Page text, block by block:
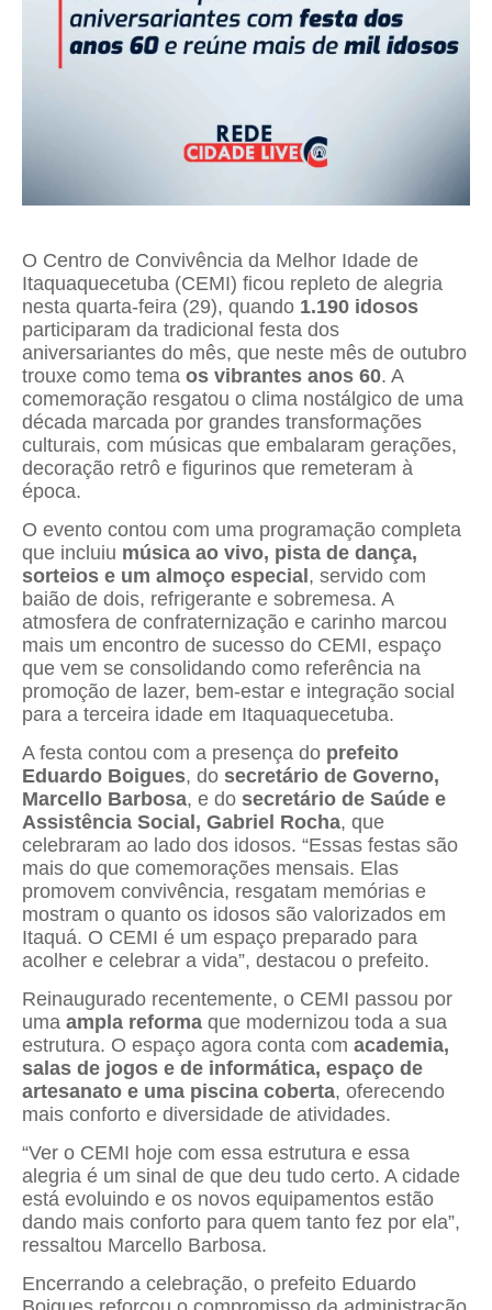
O Centro de Convivência da Melhor Idade de
Itaquaquecetuba (CEMI) ficou repleto de alegria
nesta quarta-feira (29), quando 1.190 idosos
participaram da tradicional festa dos
aniversariantes do mês, que neste mês de outubro
trouxe como tema os vibrantes anos 60. A
comemoração resgatou o clima nostálgico de uma
década marcada por grandes transformações
culturais, com músicas que embalaram gerações,
decoração retrô e figurinos que remeteram à
época.
O evento contou com uma programação completa
que incluiu música ao vivo, pista de dança,
sorteios e um almoço especial, servido com
baião de dois, refrigerante e sobremesa. A
atmosfera de confraternização e carinho marcou
mais um encontro de sucesso do CEMI, espaço
que vem se consolidando como referência na
promoção de lazer, bem-estar e integração social
para a terceira idade em Itaquaquecetuba.
A festa contou com a presença do prefeito
Eduardo Boigues, do secretário de Governo,
Marcello Barbosa, e do secretário de Saúde e
Assistência Social, Gabriel Rocha, que
celebraram ao lado dos idosos. “Essas festas são
mais do que comemorações mensais. Elas
promovem convivência, resgatam memórias e
mostram o quanto os idosos são valorizados em
Itaquá. O CEMI é um espaço preparado para
acolher e celebrar a vida”, destacou o prefeito.
Reinaugurado recentemente, o CEMI passou por
uma ampla reforma que modernizou toda a sua
estrutura. O espaço agora conta com academia,
salas de jogos e de informática, espaço de
artesanato e uma piscina coberta, oferecendo
mais conforto e diversidade de atividades.
“Ver o CEMI hoje com essa estrutura e essa
alegria é um sinal de que deu tudo certo. A cidade
está evoluindo e os novos equipamentos estão
dando mais conforto para quem tanto fez por ela”,
ressaltou Marcello Barbosa.
Encerrando a celebração, o prefeito Eduardo